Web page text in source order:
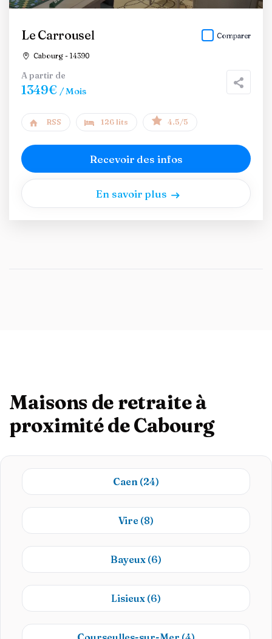
Le Carrousel
Cabourg - 14390
Comparer
A partir de
1349€ / Mois
RSS 126 lits 4.5/5
Recevoir des infos
En savoir plus
Maisons de retraite à
proximité de Cabourg
Caen (24)
Vire (8)
Bayeux (6)
Lisieux (6)